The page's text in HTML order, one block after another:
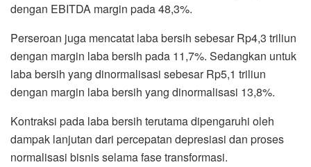
dengan EBITDA margin pada 48,3%.
Perseroan juga mencatat laba bersih sebesar Rp4,3 triliun
dengan margin laba bersih pada 11,7%. Sedangkan untuk
laba bersih yang dinormalisasi sebesar Rp5,1 triliun
dengan margin laba bersih yang dinormalisasi 13,8%.
Kontraksi pada laba bersih terutama dipengaruhi oleh
dampak lanjutan dari percepatan depresiasi dan proses
normalisasi bisnis selama fase transformasi.